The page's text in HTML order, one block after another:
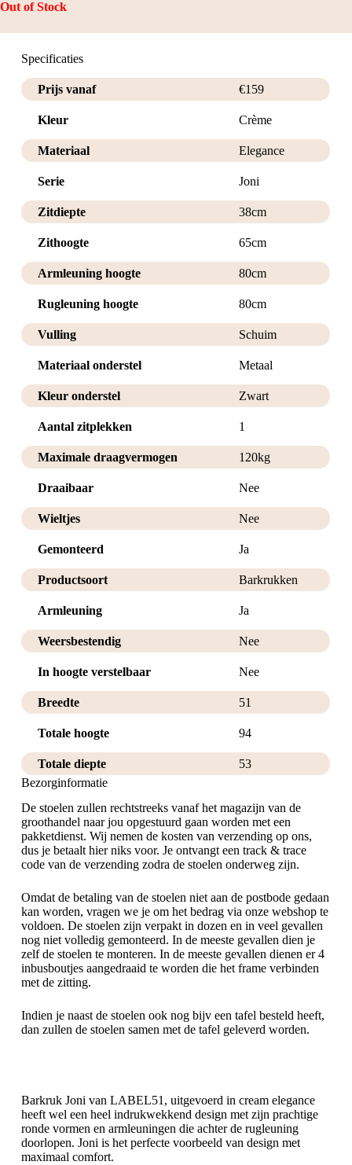
Out of Stock
Specificaties
Prijs vanaf €159
Kleur Crème
Materiaal Elegance
Serie Joni
Zitdiepte 38cm
Zithoogte 65cm
Armleuning hoogte 80cm
Rugleuning hoogte 80cm
Vulling Schuim
Materiaal onderstel Metaal
Kleur onderstel Zwart
Aantal zitplekken 1
Maximale draagvermogen 120kg
Draaibaar Nee
Wieltjes Nee
Gemonteerd Ja
Productsoort Barkrukken
Armleuning Ja
Weersbestendig Nee
In hoogte verstelbaar Nee
Breedte 51
Totale hoogte 94
Totale diepte
53
Bezorginformatie
De stoelen zullen rechtstreeks vanaf het magazijn van de
groothandel naar jou opgestuurd gaan worden met een
pakketdienst. Wij nemen de kosten van verzending op ons,
dus je betaalt hier niks voor. Je ontvangt een track & trace
code van de verzending zodra de stoelen onderweg zijn.
Omdat de betaling van de stoelen niet aan de postbode gedaan
kan worden, vragen we je om het bedrag via onze webshop te
voldoen. De stoelen zijn verpakt in dozen en in veel gevallen
nog niet volledig gemonteerd. In de meeste gevallen dien je
zelf de stoelen te monteren. In de meeste gevallen dienen er 4
inbusboutjes aangedraaid te worden die het frame verbinden
met de zitting.
Indien je naast de stoelen ook nog bijv een tafel besteld heeft,
dan zullen de stoelen samen met de tafel geleverd worden.
Barkruk Joni van LABEL51, uitgevoerd in cream elegance
heeft wel een heel indrukwekkend design met zijn prachtige
ronde vormen en armleuningen die achter de rugleuning
doorlopen. Joni is het perfecte voorbeeld van design met
maximaal comfort.